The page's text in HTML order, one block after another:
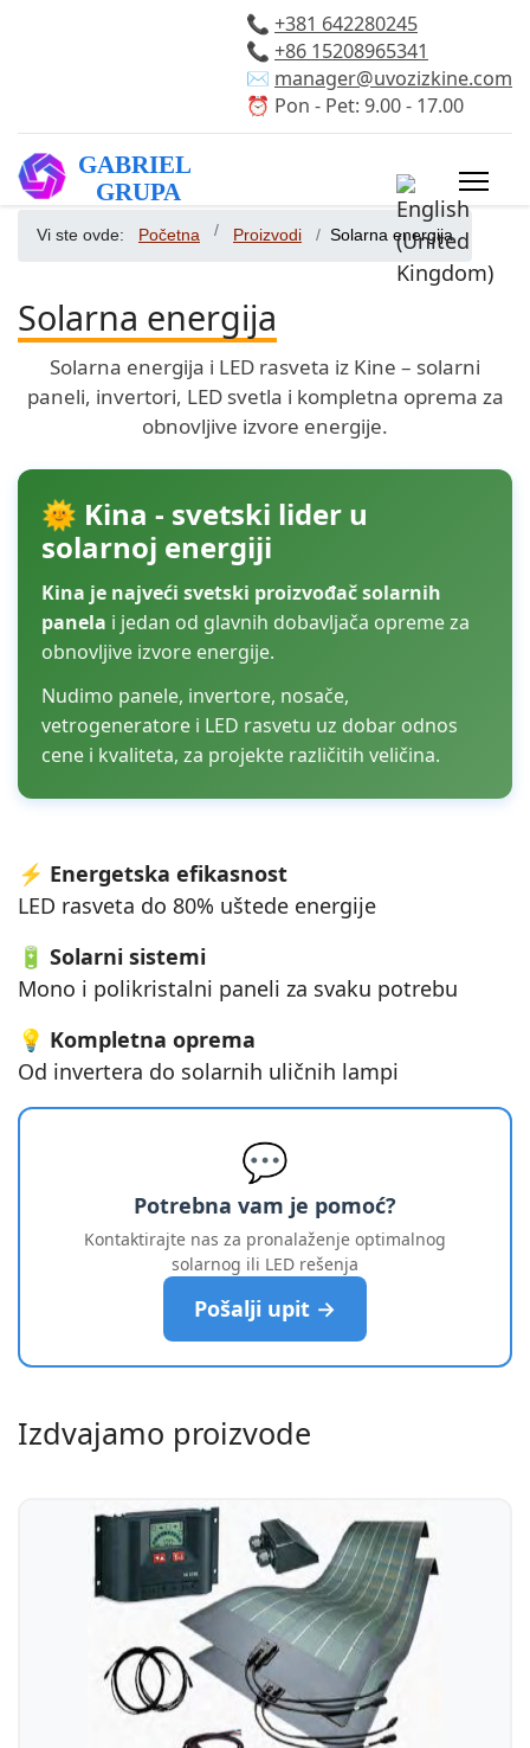
📞 +381 642280245
📞 +86 15208965341
✉️ manager@uvozizkine.com
⏰ Pon - Pet: 9.00 - 17.00
Izaberite vaš
Vi ste ovde: Početna Proizvodi Solarna energija
Solarna energija
Solarna energija i LED rasveta iz Kine – solarni
paneli, invertori, LED svetla i kompletna oprema za
obnovljive izvore energije.
🌞 Kina - svetski lider u
solarnoj energiji
Kina je najveći svetski proizvođač solarnih
panela i jedan od glavnih dobavljača opreme za
obnovljive izvore energije.
Nudimo panele, invertore, nosače,
vetrogeneratore i LED rasvetu uz dobar odnos
cene i kvaliteta, za projekte različitih veličina.
⚡ Energetska efikasnost
LED rasveta do 80% uštede energije
🔋 Solarni sistemi
Mono i polikristalni paneli za svaku potrebu
💡 Kompletna oprema
Od invertera do solarnih uličnih lampi
💬
Potrebna vam je pomoć?
Kontaktirajte nas za pronalaženje optimalnog
solarnog ili LED rešenja
Pošalji upit →
Izdvajamo proizvode